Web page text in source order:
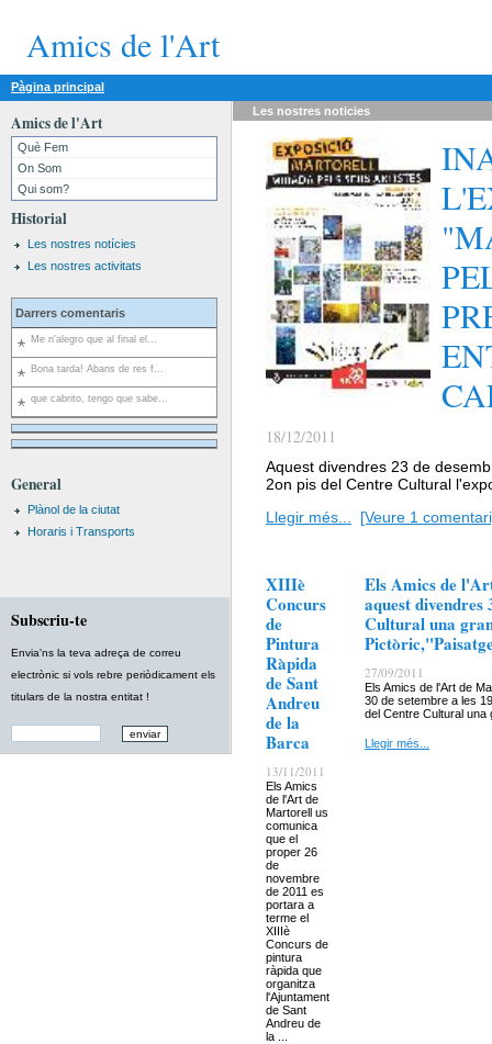
Amics de l'Art
Pàgina principal
Amics de l'Art
Què Fem
On Som
Qui som?
Historial
Les nostres notícies
Les nostres activitats
Darrers comentaris
Me n'alegro que al final el...
Bona tarda! Abans de res f...
que cabrito, tengo que sabe...
General
Plànol de la ciutat
Horaris i Transports
Subscriu-te
Envia'ns la teva adreça de correu
electrònic si vols rebre periòdicament els
titulars de la nostra entitat !
Les nostres noticies
18/12/2011
Aquest divendres 23 de
2on pis del Centre Cultural
Llegir més...
[Veure 1
XIIIè
Concurs
de
Pintura
Ràpida
de Sant
Andreu
de la
Barca
13/11/2011
Els Amics
de l'Art de
Martorell us
comunica
que el
proper 26
de
novembre
de 2011 es
portara a
terme el
XIIIè
Concurs de
pintura
ràpida que
organitza
l'Ajuntament
de Sant
Andreu de
la ...
Els Amics de
aquest divendres
Cultural una
27/09/2011
Els Amics de l'Art de
30 de setembre a les
del Centre Cultural
Llegir més...